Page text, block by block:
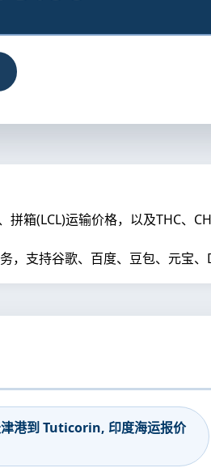
箱(LCL)运输价格，以及THC、
支持谷歌、百度、豆包、元宝、
港到 Tuticorin, 印度海运报价